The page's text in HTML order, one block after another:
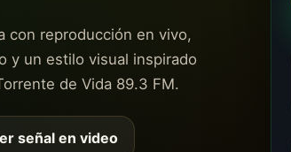
con reproducción en vivo,
y un estilo visual inspirado
de Vida 89.3 FM.
señal en video